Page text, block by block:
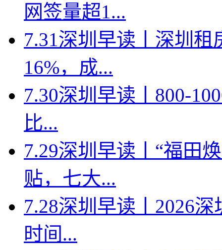
网签量超1...
7.31深圳早读丨深圳
16%，成...
7.30深圳早读丨800-
比...
7.29深圳早读丨“福田
贴，七大...
7.28深圳早读丨2026
时间...